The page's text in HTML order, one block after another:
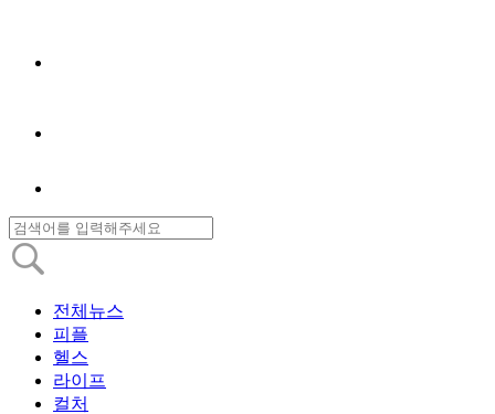
전체뉴스
피플
헬스
라이프
컬처